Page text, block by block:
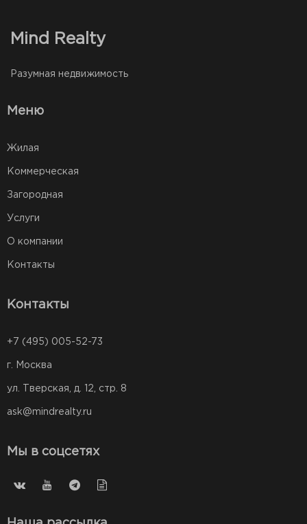
Mind Realty
Разумная недвижимость
Меню
Жилая
Коммерческая
Загородная
Услуги
О компании
Контакты
Контакты
+7 (495) 005-52-73
г. Москва
ул. Тверская, д. 12, стр. 8
ask@mindrealty.ru
Мы в соцсетях